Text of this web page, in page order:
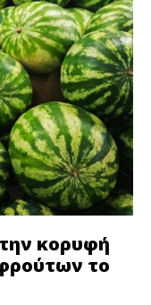
κορυφή
το